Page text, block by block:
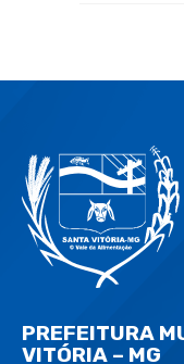
PREFEITURA
VITÓRIA – MG